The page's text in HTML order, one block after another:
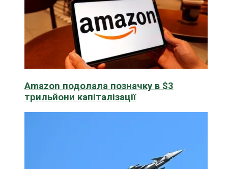
Amazon подолала позначку в $3
трильйони капіталізації